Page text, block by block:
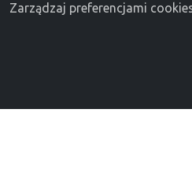
Zarządzaj preferencjami